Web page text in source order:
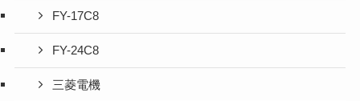
FY-17C8
FY-24C8
三菱電機